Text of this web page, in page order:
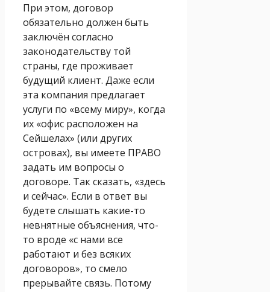
При этом, договор
обязательно должен быть
заключён согласно
законодательству той
страны, где проживает
будущий клиент. Даже если
эта компания предлагает
услуги по «всему миру», когда
их «офис расположен на
Сейшелах» (или других
островах), вы имеете ПРАВО
задать им вопросы о
договоре. Так сказать, «здесь
и сейчас». Если в ответ вы
будете слышать какие-то
невнятные объяснения, что-
то вроде «с нами все
работают и без всяких
договоров», то смело
прерывайте связь. Потому